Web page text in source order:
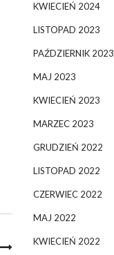
KWIECIEŃ 2024
LISTOPAD 2023
PAŹDZIERNIK 2023
MAJ 2023
KWIECIEŃ 2023
MARZEC 2023
GRUDZIEŃ 2022
LISTOPAD 2022
CZERWIEC 2022
MAJ 2022
KWIECIEŃ 2022